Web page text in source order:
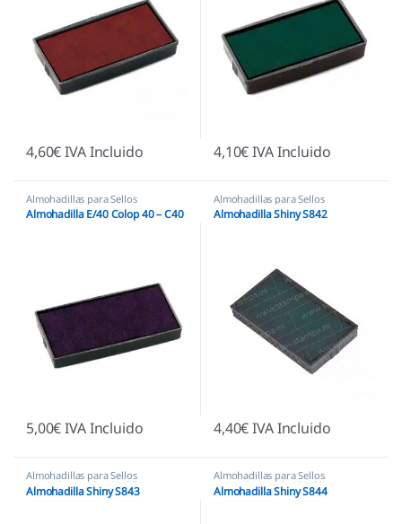
4,60€IVA Incluido 4,10€IVA Incluido
Almohadillas para Sellos
Automáticos ,Almohadillas Colop,
Almohadillas Ecológicas
Almohadilla E/40 Colop 40 – C40
5,00€IVA Incluido
Almohadillas para Sellos
Automáticos ,Almohadillas
Ecológicas,Almohadillas Shiny
Almohadilla Shiny S842
4,40€IVA Incluido
Almohadillas para Sellos
Automáticos ,Almohadillas
Ecológicas,Almohadillas Shiny
Almohadilla Shiny S843
Almohadillas para Sellos
Automáticos ,Almohadillas
Ecológicas,Almohadillas Shiny
Almohadilla Shiny S844